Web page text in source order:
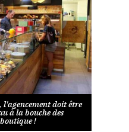
l'agencement doit être
à la bouche des
!